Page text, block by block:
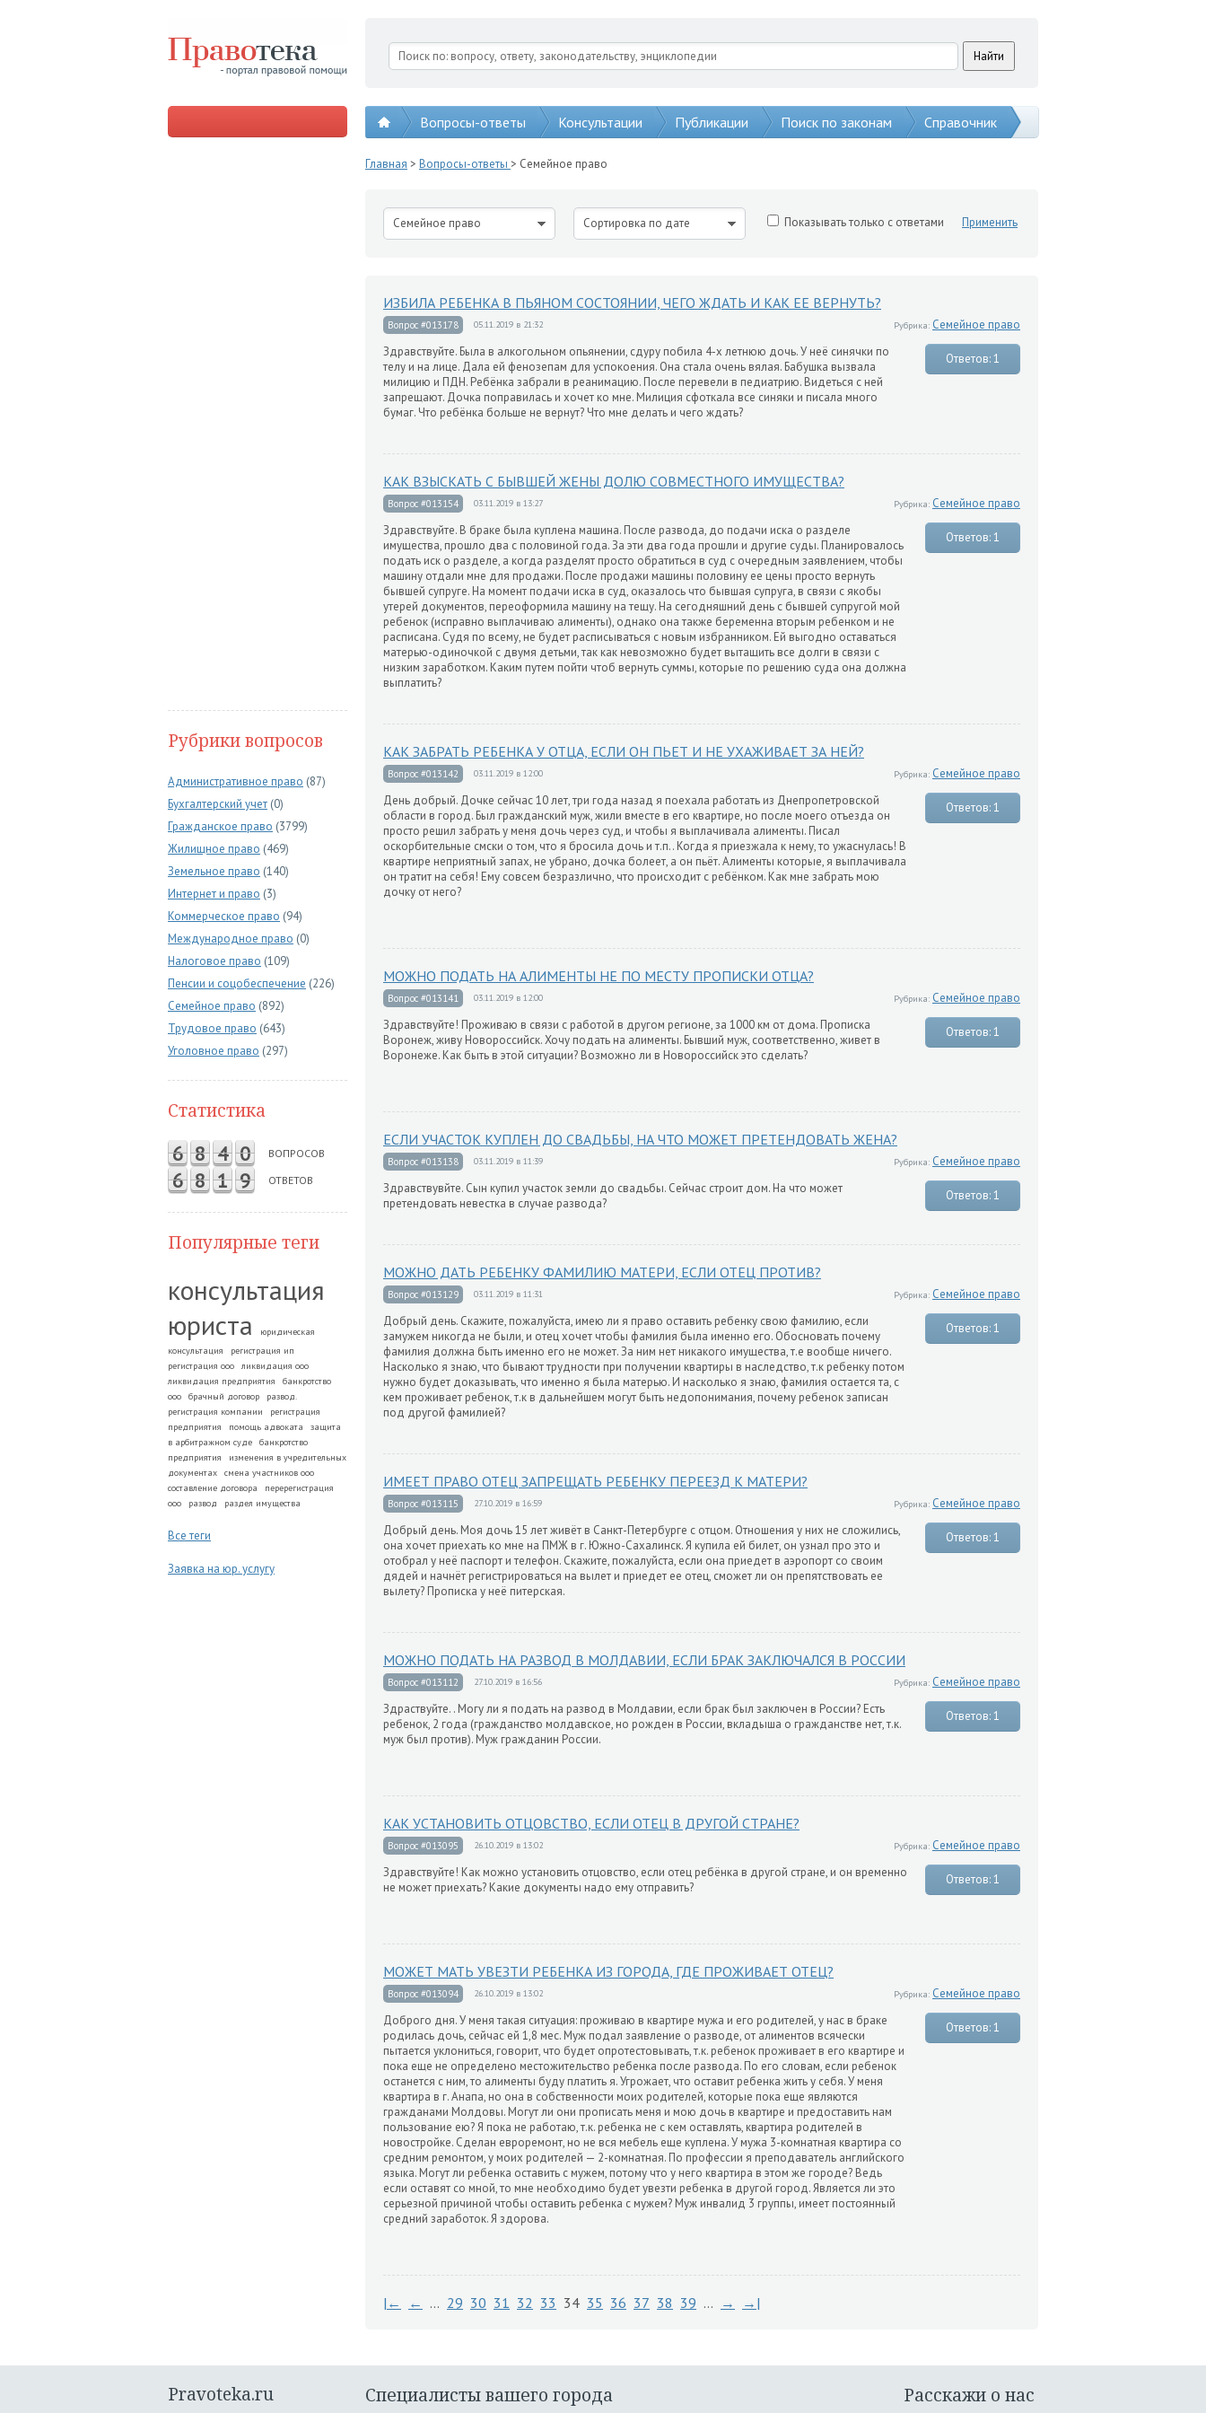
Вопросы-ответы Консультации Публикации Поиск по законам Справочник
Рубрики вопросов
Административное право (87)
Бухгалтерский учет (0)
Гражданское право (3799)
Жилищное право (469)
Земельное право (140)
Интернет и право (3)
Коммерческое право (94)
Международное право (0)
Налоговое право (109)
Пенсии и соцобеспечение (226)
Семейное право (892)
Трудовое право (643)
Уголовное право (297)
Статистика
6 8 4 0 ВОПРОСОВ
6 8 1 9 ОТВЕТОВ
Популярные теги
консультация
юриста
юридическая
консультация
регистрация ип
регистрация ооо
ликвидация ооо
ликвидация предприятия
банкротство
ооо
брачный договор
развод.
регистрация компании
регистрация
предприятия
помощь адвоката
защита
в арбитражном суде
банкротство
предприятия
изменения в учредительных
документах
смена участников ооо
составление договора
перерегистрация
ооо
развод раздел имущества
Все теги
Заявка на юр. услугу
Главная > Вопросы-ответы > Семейное право
Семейное право Сортировка по дате Показывать только с ответами Применить
ИЗБИЛА РЕБЕНКА В ПЬЯНОМ СОСТОЯНИИ, ЧЕГО ЖДАТЬ И КАК ЕЕ ВЕРНУТЬ?
Вопрос #013178 05.11.2019 в 21:32 Рубрика: Семейное право
Здравствуйте. Была в алкогольном опьянении, сдуру побила 4-х летнюю дочь. У неё синячки по
телу и на лице. Дала ей фенозепам для успокоения. Она стала очень вялая. Бабушка вызвала
милицию и ПДН. Ребёнка забрали в реанимацию. После перевели в педиатрию. Видеться с ней
запрещают. Дочка поправилась и хочет ко мне. Милиция сфоткала все синяки и писала много
бумаг. Что ребёнка больше не вернут? Что мне делать и чего ждать?
Ответов: 1
КАК ВЗЫСКАТЬ С БЫВШЕЙ ЖЕНЫ ДОЛЮ СОВМЕСТНОГО ИМУЩЕСТВА?
Вопрос #013154 03.11.2019 в 13:27 Рубрика: Семейное право
Здравствуйте. В браке была куплена машина. После развода, до подачи иска о разделе
имущества, прошло два с половиной года. За эти два года прошли и другие суды. Планировалось
подать иск о разделе, а когда разделят просто обратиться в суд с очередным заявлением, чтобы
машину отдали мне для продажи. После продажи машины половину ее цены просто вернуть
бывшей супруге. На момент подачи иска в суд, оказалось что бывшая супруга, в связи с якобы
утерей документов, переоформила машину на тещу. На сегодняшний день с бывшей супругой мой
ребенок (исправно выплачиваю алименты), однако она также беременна вторым ребенком и не
расписана. Судя по всему, не будет расписываться с новым избранником. Ей выгодно оставаться
матерью-одиночкой с двумя детьми, так как невозможно будет вытащить все долги в связи с
низким заработком. Каким путем пойти чтоб вернуть суммы, которые по решению суда она должна
выплатить?
Ответов: 1
КАК ЗАБРАТЬ РЕБЕНКА У ОТЦА, ЕСЛИ ОН ПЬЕТ И НЕ УХАЖИВАЕТ ЗА НЕЙ?
Вопрос #013142 03.11.2019 в 12:00 Рубрика: Семейное право
День добрый. Дочке сейчас 10 лет, три года назад я поехала работать из Днепропетровской
области в город. Был гражданский муж, жили вместе в его квартире, но после моего отъезда он
просто решил забрать у меня дочь через суд, и чтобы я выплачивала алименты. Писал
оскорбительные смски о том, что я бросила дочь и т.п.. Когда я приезжала к нему, то ужаснулась! В
квартире неприятный запах, не убрано, дочка болеет, а он пьёт. Алименты которые, я выплачивала
он тратит на себя! Ему совсем безразлично, что происходит с ребёнком. Как мне забрать мою
дочку от него?
Ответов: 1
МОЖНО ПОДАТЬ НА АЛИМЕНТЫ НЕ ПО МЕСТУ ПРОПИСКИ ОТЦА?
Вопрос #013141 03.11.2019 в 12:00 Рубрика: Семейное право
Здравствуйте! Проживаю в связи с работой в другом регионе, за 1000 км от дома. Прописка
Воронеж, живу Новороссийск. Хочу подать на алименты. Бывший муж, соответственно, живет в
Воронеже. Как быть в этой ситуации? Возможно ли в Новороссийск это сделать?
Ответов: 1
ЕСЛИ УЧАСТОК КУПЛЕН ДО СВАДЬБЫ, НА ЧТО МОЖЕТ ПРЕТЕНДОВАТЬ ЖЕНА?
Вопрос #013138 03.11.2019 в 11:39 Рубрика: Семейное право
Здравствувйте. Сын купил участок земли до свадьбы. Сейчас строит дом. На что может
претендовать невестка в случае развода?
Ответов: 1
МОЖНО ДАТЬ РЕБЕНКУ ФАМИЛИЮ МАТЕРИ, ЕСЛИ ОТЕЦ ПРОТИВ?
Вопрос #013129 03.11.2019 в 11:31 Рубрика: Семейное право
Добрый день. Скажите, пожалуйста, имею ли я право оставить ребенку свою фамилию, если
замужем никогда не были, и отец хочет чтобы фамилия была именно его. Обосновать почему
фамилия должна быть именно его не может. За ним нет никакого имущества, т.е вообще ничего.
Насколько я знаю, что бывают трудности при получении квартиры в наследство, т.к ребенку потом
нужно будет доказывать, что именно я была матерью. И насколько я знаю, фамилия остается та, с
кем проживает ребенок, т.к в дальнейшем могут быть недопонимания, почему ребенок записан
под другой фамилией?
Ответов: 1
ИМЕЕТ ПРАВО ОТЕЦ ЗАПРЕЩАТЬ РЕБЕНКУ ПЕРЕЕЗД К МАТЕРИ?
Вопрос #013115 27.10.2019 в 16:59 Рубрика: Семейное право
Добрый день. Моя дочь 15 лет живёт в Санкт-Петербурге с отцом. Отношения у них не сложились,
она хочет приехать ко мне на ПМЖ в г. Южно-Сахалинск. Я купила ей билет, он узнал про это и
отобрал у неё паспорт и телефон. Скажите, пожалуйста, если она приедет в аэропорт со своим
дядей и начнёт регистрироваться на вылет и приедет ее отец, сможет ли он препятствовать ее
вылету? Прописка у неё питерская.
Ответов: 1
МОЖНО ПОДАТЬ НА РАЗВОД В МОЛДАВИИ, ЕСЛИ БРАК ЗАКЛЮЧАЛСЯ В РОССИИ
Вопрос #013112 27.10.2019 в 16:56 Рубрика: Семейное право
Здраствуйте. . Могу ли я подать на развод в Молдавии, если брак был заключен в России? Есть
ребенок, 2 года (гражданство молдавское, но рожден в России, вкладыша о гражданстве нет, т.к.
муж был против). Муж гражданин России.
Ответов: 1
КАК УСТАНОВИТЬ ОТЦОВСТВО, ЕСЛИ ОТЕЦ В ДРУГОЙ СТРАНЕ?
Вопрос #013095 26.10.2019 в 13:02 Рубрика: Семейное право
Здравствуйте! Как можно установить отцовство, если отец ребёнка в другой стране, и он временно
не может приехать? Какие документы надо ему отправить?
Ответов: 1
МОЖЕТ МАТЬ УВЕЗТИ РЕБЕНКА ИЗ ГОРОДА, ГДЕ ПРОЖИВАЕТ ОТЕЦ?
Вопрос #013094 26.10.2019 в 13:02 Рубрика: Семейное право
Доброго дня. У меня такая ситуация: проживаю в квартире мужа и его родителей, у нас в браке
родилась дочь, сейчас ей 1,8 мес. Муж подал заявление о разводе, от алиментов всячески
пытается уклониться, говорит, что будет опротестовывать, т.к. ребенок проживает в его квартире и
пока еще не определено местожительство ребенка после развода. По его словам, если ребенок
останется с ним, то алименты буду платить я. Угрожает, что оставит ребенка жить у себя. У меня
квартира в г. Анапа, но она в собственности моих родителей, которые пока еще являются
гражданами Молдовы. Могут ли они прописать меня и мою дочь в квартире и предоставить нам
пользование ею? Я пока не работаю, т.к. ребенка не с кем оставлять, квартира родителей в
новостройке. Сделан евроремонт, но не вся мебель еще куплена. У мужа 3-комнатная квартира со
средним ремонтом, у моих родителей — 2-комнатная. По профессии я преподаватель английского
языка. Могут ли ребенка оставить с мужем, потому что у него квартира в этом же городе? Ведь
если оставят со мной, то мне необходимо будет увезти ребенка в другой город. Является ли это
серьезной причиной чтобы оставить ребенка с мужем? Муж инвалид 3 группы, имеет постоянный
средний заработок. Я здорова.
Ответов: 1
|← ← … 29 30 31 32 33 34 35 36 37 38 39 … → →|
Pravoteka.ru Специалисты вашего города Расскажи о нас